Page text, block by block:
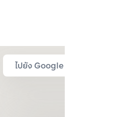
ไปยัง Google Map